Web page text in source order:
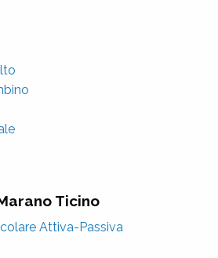
Ticino
Attiva-Passiva